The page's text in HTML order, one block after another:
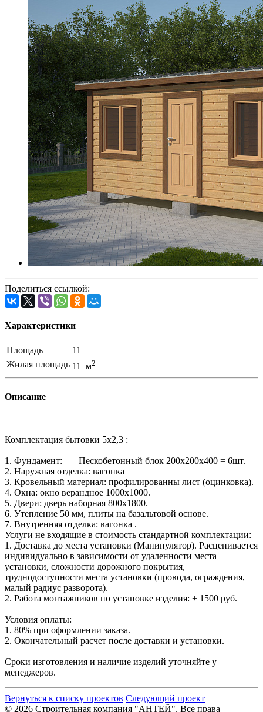
Поделиться ссылкой:
Характеристики
Площадь
11
Жилая площадь 11 м2
Описание
Комплектация бытовки 5х2,3 :
1. Фундамент: — Пескобетонный блок 200х200х400 = 6шт.
2. Наружная отделка: вагонка
3. Кровельный материал: профилированны лист (оцинковка).
4. Окна: окно верандное 1000х1000.
5. Двери: дверь наборная 800х1800.
6. Утепление 50 мм, плиты на базальтовой основе.
7. Внутренняя отделка: вагонка .
Услуги не входящие в стоимость стандартной комплектации:
1. Доставка до места установки (Манипулятор). Расценивается
индивидуально в зависимости от удаленности места
установки, сложности дорожного покрытия,
труднодоступности места установки (провода, ограждения,
малый радиус разворота).
2. Работа монтажников по установке изделия: + 1500 руб.
Условия оплаты:
1. 80% при оформлении заказа.
2. Окончательный расчет после доставки и установки.
Сроки изготовления и наличие изделий уточняйте у
менеджеров.
Вернуться к списку проектов Следующий проект
© 2026 Строительная компания "АНТЕЙ". Все права